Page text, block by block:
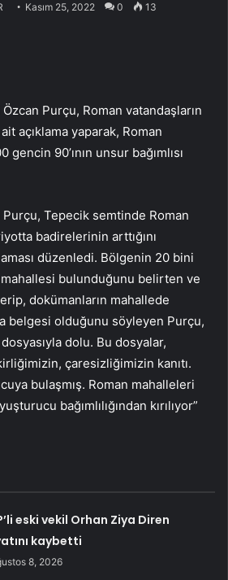
Kasım 25, 2022 0 13
Purçu, Roman vatandaşların
açıklama yaparak, Roman
90’ının unsur bağımlısı
Tepecik semtinde Roman
badirelerinin arttığını
düzenledi. Bölgenin 20 bini
bulunduğunu belirten ve
dokümanların mahallede
belgesi olduğunu söyleyen Purçu,
dosyasıyla dolu. Bu dosyalar,
çaresizliğimizin kanıtı.
bulaşmış. Roman mahalleleri
bağımlılığından kırılıyor”
eski vekil Orhan Ziya Diren
kaybetti
8, 2026